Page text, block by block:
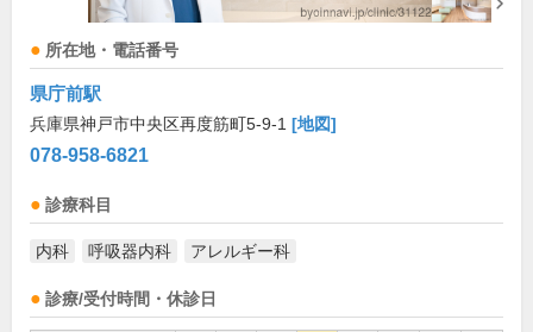
所在地・電話番号
県庁前駅
兵庫県神戸市中央区再度筋町5-9-1 [地図]
078-958-6821
診療科目
内科 呼吸器内科 アレルギー科
診療/受付時間・休診日